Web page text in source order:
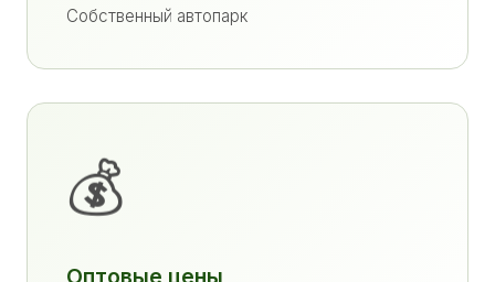
Собственный автопарк
💰
Оптовые цены